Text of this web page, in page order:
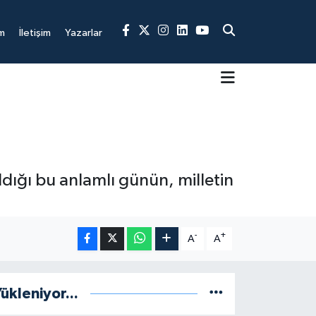
İletişim Yazarlar
bu anlamlı günün, milletin
A- A+